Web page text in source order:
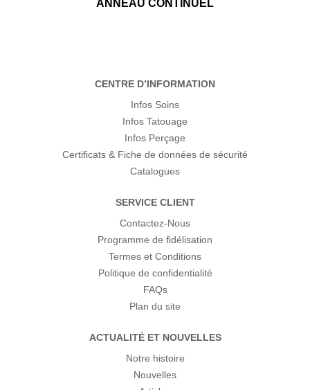
ANNEAU CONTINUEL
CENTRE D’INFORMATION
Infos Soins
Infos Tatouage
Infos Perçage
Certificats & Fiche de données de sécurité
Catalogues
SERVICE CLIENT
Contactez-Nous
Programme de fidélisation
Termes et Conditions
Politique de confidentialité
FAQs
Plan du site
ACTUALITÉ ET NOUVELLES
Notre histoire
Nouvelles